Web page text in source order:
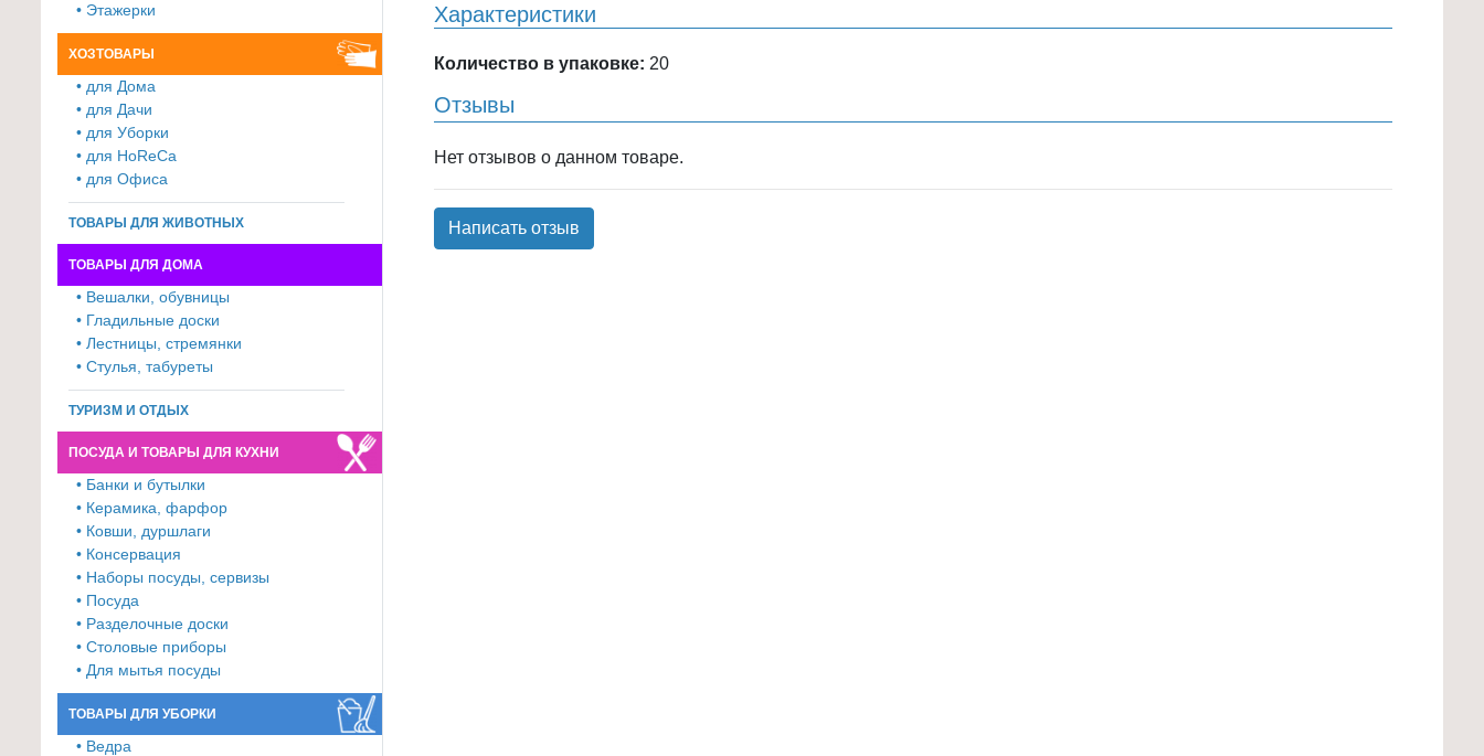
• Этажерки
ХОЗТОВАРЫ
• для Дома
• для Дачи
• для Уборки
• для HoReCa
• для Офиса
ТОВАРЫ ДЛЯ ЖИВОТНЫХ
ТОВАРЫ ДЛЯ ДОМА
• Вешалки, обувницы
• Гладильные доски
• Лестницы, стремянки
• Стулья, табуреты
ТУРИЗМ И ОТДЫХ
ПОСУДА И ТОВАРЫ ДЛЯ КУХНИ
• Банки и бутылки
• Керамика, фарфор
• Ковши, дуршлаги
• Консервация
• Наборы посуды, сервизы
• Посуда
• Разделочные доски
• Столовые приборы
• Для мытья посуды
ТОВАРЫ ДЛЯ УБОРКИ
• Ведра
Характеристики
Количество в упаковке: 20
Отзывы
Нет отзывов о данном товаре.
Написать отзыв
товары
Товары
уборки
Товары
Товары
ванной
туалета
Товары
для